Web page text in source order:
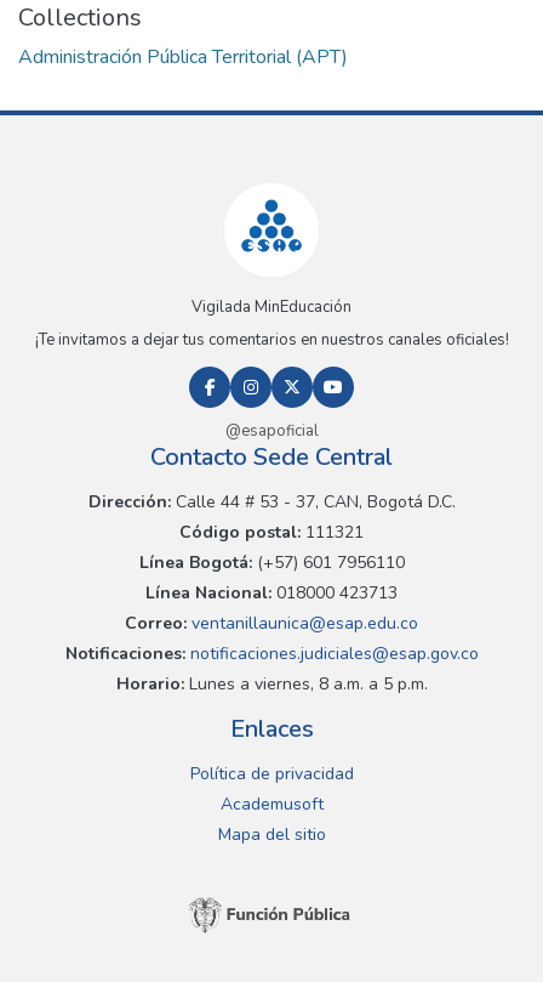
Collections
Administración Pública Territorial (APT)
Vigilada MinEducación
¡Te invitamos a dejar tus comentarios en nuestros canales oficiales!
@esapoficial
Contacto Sede Central
Dirección:Calle 44 # 53 - 37, CAN, Bogotá D.C.
Código postal: 111321
Línea Bogotá:(+57) 601 7956110
Línea Nacional: 018000 423713
Correo: ventanillaunica@esap.edu.co
Notificaciones:notificaciones.judiciales@esap.gov.co
Horario:Lunes a viernes, 8 a.m. a 5 p.m.
Enlaces
Política de privacidad
Academusoft
Mapa del sitio